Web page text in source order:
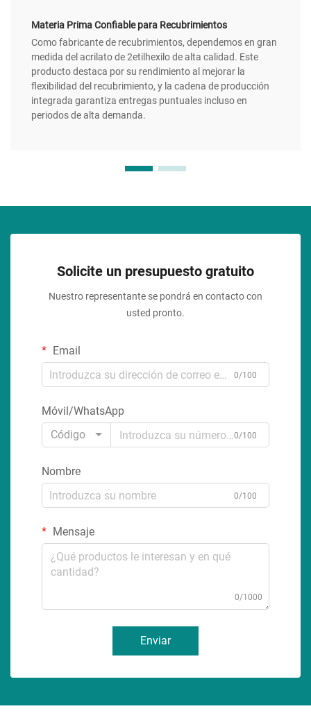
Materia Prima Confiable para Recubrimientos
Como fabricante de recubrimientos, dependemos en gran
medida del acrilato de 2etilhexilo de alta calidad. Este
producto destaca por su rendimiento al mejorar la
flexibilidad del recubrimiento, y la cadena de producción
integrada garantiza entregas puntuales incluso en
periodos de alta demanda.
Solicite un presupuesto gratuito
Nuestro representante se pondrá en contacto con
usted pronto.
Email
0/100
Móvil/WhatsApp
Código
0/100
Nombre
0/100
Mensaje
0/1000
Enviar